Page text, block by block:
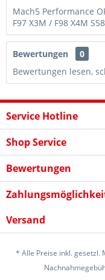
Mach5 Performance
F97 X3M / F98 X4M
Bewertungen
0
Bewertungen lesen,
Service Hotline
Shop Service
Bewertungen
Versand
* Alle Preise inkl. gesetzl.